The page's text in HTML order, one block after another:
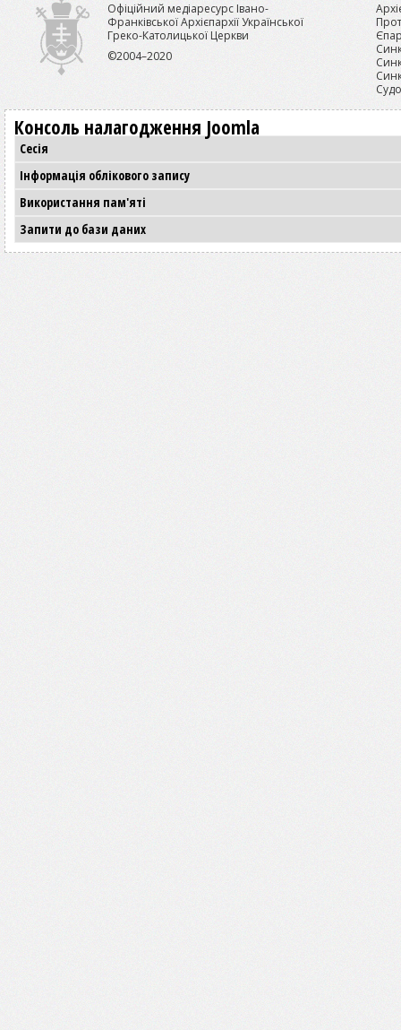
Офіційний медіаресурс Івано-
Франківської Архієпархії Української
Греко-Католицької Церкви
©2004–2020
Консоль налагодження Joomla
Сесія
Інформація облікового запису
Використання пам'яті
Запити до бази даних